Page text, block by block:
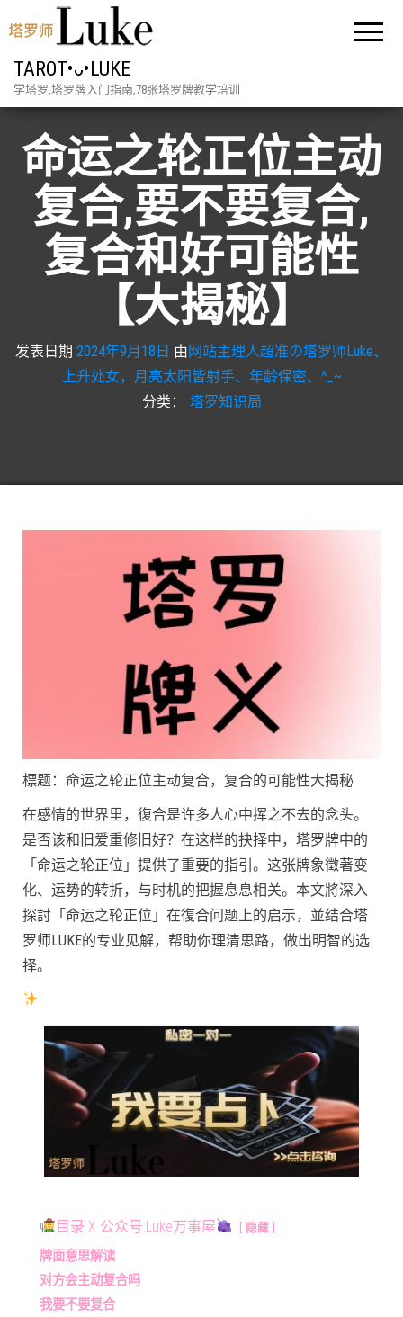
TAROT•ᴗ•LUKE
学塔罗,塔罗牌入门指南,78张塔罗牌教学培训
命运之轮正位主动
复合,要不要复合,
复合和好可能性
【大揭秘】
发表日期 2024年9月18日 由网站主理人超准の塔罗师Luke、
上升处女，月亮太阳皆射手、年龄保密、^_~
分类：
塔罗知识局
標题：命运之轮正位主动复合，复合的可能性大揭秘
在感情的世界里，復合是许多人心中挥之不去的念头。
是否该和旧爱重修旧好？在这样的抉择中，塔罗牌中的
「命运之轮正位」提供了重要的指引。这张牌象徵著变
化、运势的转折，与时机的把握息息相关。本文將深入
探討「命运之轮正位」在復合问题上的启示，並结合塔
罗师LUKE的专业见解，帮助你理清思路，做出明智的选
择。
目录 X 公众号:Luke万事屋 隐藏
牌面意思解读
对方会主动复合吗
我要不要复合